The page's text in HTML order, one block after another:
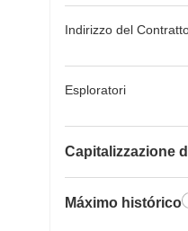
Indirizzo del
Esploratori
Capitalizzazione
Máximo histórico